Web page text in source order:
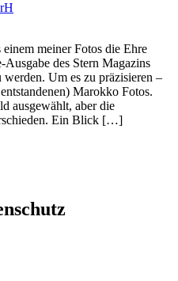
meiner Fotos die Ehre
des Stern Magazins
Um es zu präzisieren –
Marokko Fotos.
ausgewählt, aber die
Ein Blick […]